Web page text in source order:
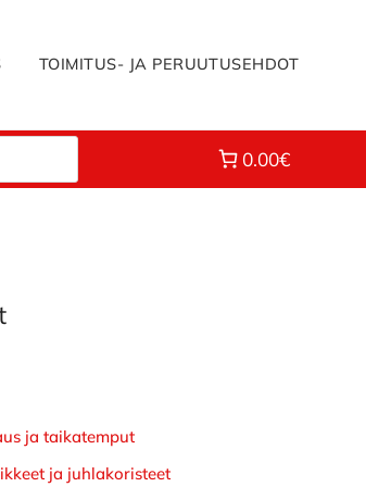
TOIMITUS- JA PERUUTUSEHDOT
0.00€
ja taikatemput
ja juhlakoristeet